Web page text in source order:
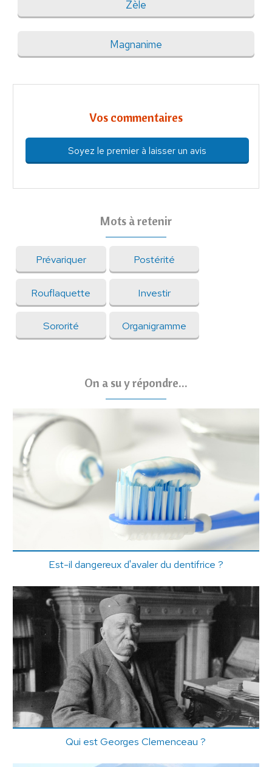
Zèle
Magnanime
Vos commentaires
Soyez le premier à laisser un avis
Mots à retenir
Prévariquer Postérité
Rouflaquette Investir
Sororité Organigramme
On a su y répondre...
Est-il dangereux d'avaler du dentifrice ?
Qui est Georges Clemenceau ?